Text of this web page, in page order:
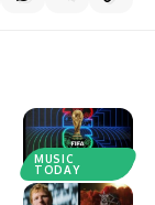
MUSIC
TODAY